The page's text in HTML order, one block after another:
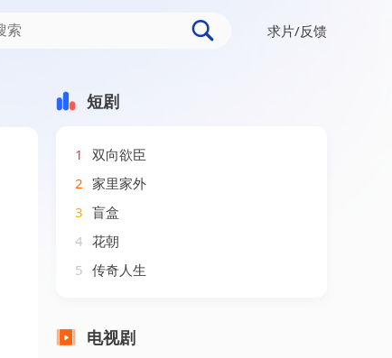
求片/反馈
）AI短剧（2026）
短剧
1
双向欲臣
2 家里家外
3 盲盒
4 花朝
5 传奇人生
电视剧